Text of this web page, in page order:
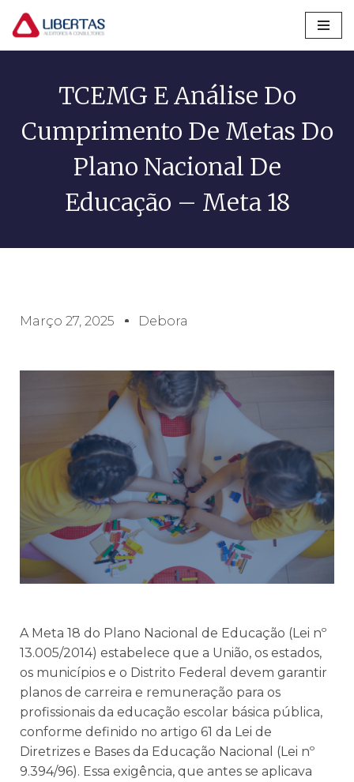
Pular
TCEMG E Análise Do
Cumprimento De Metas Do
Plano Nacional De
Educação – Meta 18
Março 27, 2025 Debora
A Meta 18 do Plano Nacional de Educação (Lei nº
13.005/2014) estabelece que a União, os estados,
os municípios e o Distrito Federal devem garantir
planos de carreira e remuneração para os
profissionais da educação escolar básica pública,
conforme definido no artigo 61 da Lei de
Diretrizes e Bases da Educação Nacional (Lei nº
9.394/96). Essa exigência, que antes se aplicava